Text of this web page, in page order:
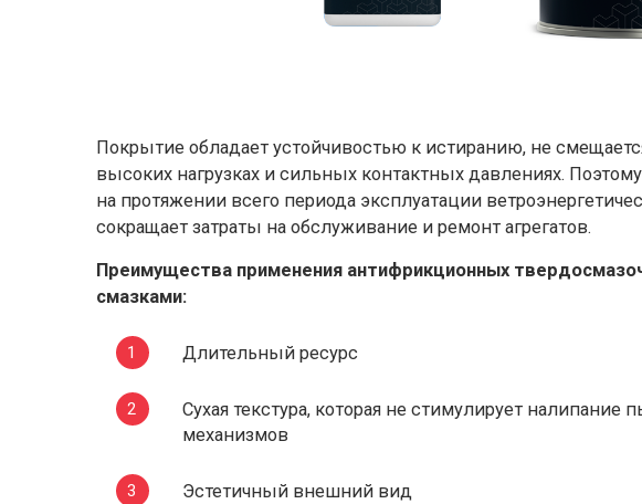
Покрытие обладает устойчивостью к истиранию, не
высоких нагрузках и сильных контактных давлениях.
на протяжении всего периода эксплуатации
сокращает затраты на обслуживание и ремонт агрегатов.
Преимущества применения антифрикционных
смазками:
Длительный ресурс
Сухая текстура, которая не стимулирует
механизмов
Эстетичный внешний вид